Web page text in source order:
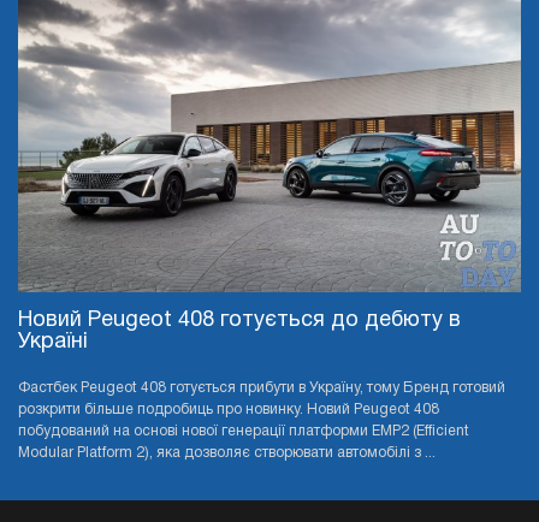
Новий Peugeot 408 готується до дебюту в
Україні
Фастбек Peugeot 408 готується прибути в Україну, тому Бренд готовий
розкрити більше подробиць про новинку. Новий Peugeot 408
побудований на основі нової генерації платформи EMP2 (Efficient
Modular Platform 2), яка дозволяє створювати автомобілі з ...